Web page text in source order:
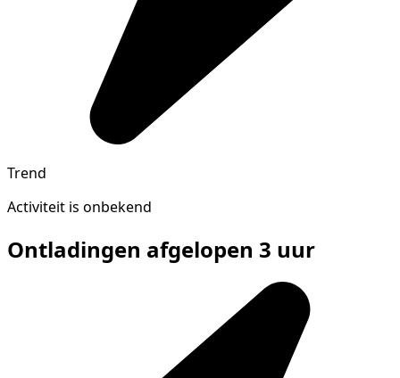
Trend
Activiteit is onbekend
Ontladingen afgelopen 3 uur